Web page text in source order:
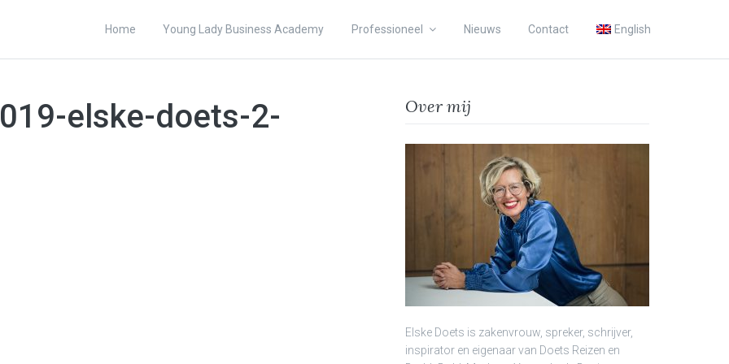
Home Young Lady Business Academy Professioneel Nieuws Contact English
elske-doets-2- Over mij
Elske Doets is zakenvrouw, spreker, schrijver,
inspirator en eigenaar van Doets Reizen en